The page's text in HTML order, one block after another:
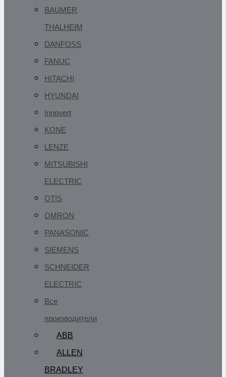
BAUMER
THALHEIM
DANFOSS
FANUC
HITACHI
HYUNDAI
Innovert
KONE
LENZE
MITSUBISHI
ELECTRIC
OTIS
OMRON
PANASONIC
SIEMENS
SCHNEIDER
ELECTRIC
Все
производители
ABB
ALLEN
BRADLEY